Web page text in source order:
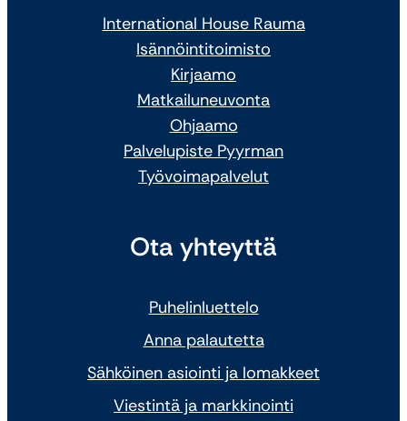
International House Rauma
Isännöintitoimisto
Kirjaamo
Matkailuneuvonta
Ohjaamo
Palvelupiste Pyyrman
Työvoimapalvelut
Ota yhteyttä
Puhelinluettelo
Anna palautetta
Sähköinen asiointi ja lomakkeet
Viestintä ja markkinointi